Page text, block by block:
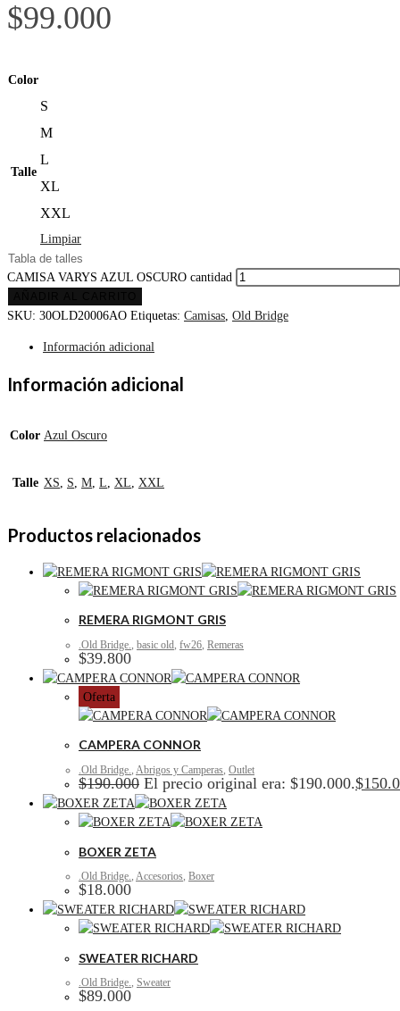
$99.000
Color
Talle
S
M
L
XL
XXL
Limpiar
Tabla de talles
CAMISA VARYS AZUL OSCURO cantidad
SKU: 30OLD20006AO Etiquetas: Camisas, Old Bridge
Información adicional
Información adicional
Color Azul Oscuro
Talle XS, S, M, L, XL, XXL
Productos relacionados
REMERA RIGMONT GRIS
.Old Bridge. basic old fw26 Remeras
$39.800
Oferta
CAMPERA CONNOR
.Old Bridge., Abrigos y Camperas, Outlet
$190.000 El precio original era: $190.000.$
BOXER ZETA
.Old Bridge., Accesorios, Boxer
$18.000
SWEATER RICHARD
.Old Bridge., Sweater
$89.000